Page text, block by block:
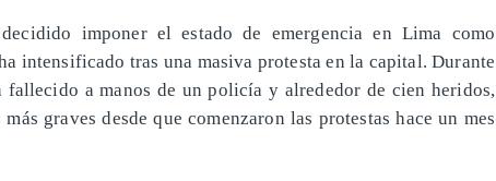
imponer el estado de emergencia en Lima como
intensificado tras una masiva protesta en la capital. Durante
fallecido a manos de un policía y alrededor de cien heridos,
graves desde que comenzaron las protestas hace un mes